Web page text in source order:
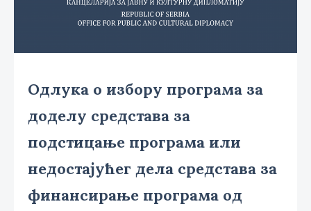
Одлукa о избору програма за
доделу средстава за
подстицање програма или
недостајућег дела средстава за
финансирање програма од